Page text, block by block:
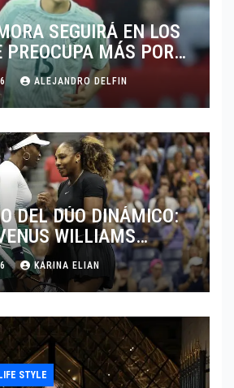
SEGUIRÁ EN LOS
PREOCUPA MÁS POR
EQUIPO.
ALEJANDRO DELFIN
DEL DÚO DINÁMICO:
WILLIAMS
LOS DOBLES EN
2026
KARINA ELIAN
STYLE